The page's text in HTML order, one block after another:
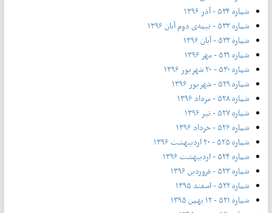
شماره ۵۳۴ - آذر ۱۳۹۶
شماره ۵۳۳ - نیمه‌ی دوم آبان ۱۳۹۶
شماره ۵۳۲ - آبان ۱۳۹۶
شماره ۵۳۱ - مهر ۱۳۹۶
شماره ۵۳۰ - ۲۰ شهریور ۱۳۹۶
شماره ۵۲۹ - شهریور ۱۳۹۶
شماره ۵۲۸ - مرداد ۱۳۹۶
شماره ۵۲۷ - تیر ۱۳۹۶
شماره ۵۲۶ - خرداد ۱۳۹۶
شماره ۵۲۵ - ۲۰ اردیبهشت ۱۳۹۶
شماره ۵۲۴ - اردیبهشت ۱۳۹۶
شماره ۵۲۳ - فروردین ۱۳۹۶
شماره ۵۲۲ - اسفند ۱۳۹۵
شماره ۵۲۱ - ۱۲ بهمن ۱۳۹۵